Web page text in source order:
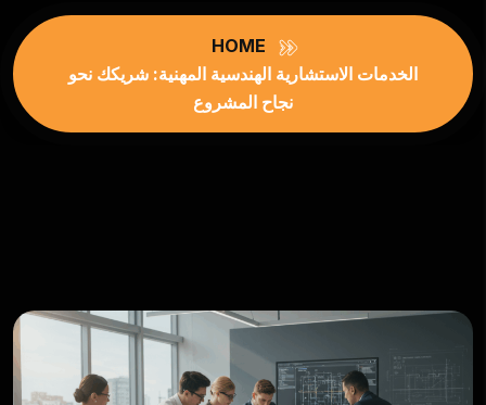
HOME
الخدمات الاستشارية الهندسية المهنية: شريكك نحو
نجاح المشروع